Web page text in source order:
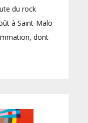
du rock
à Saint-Malo
dont